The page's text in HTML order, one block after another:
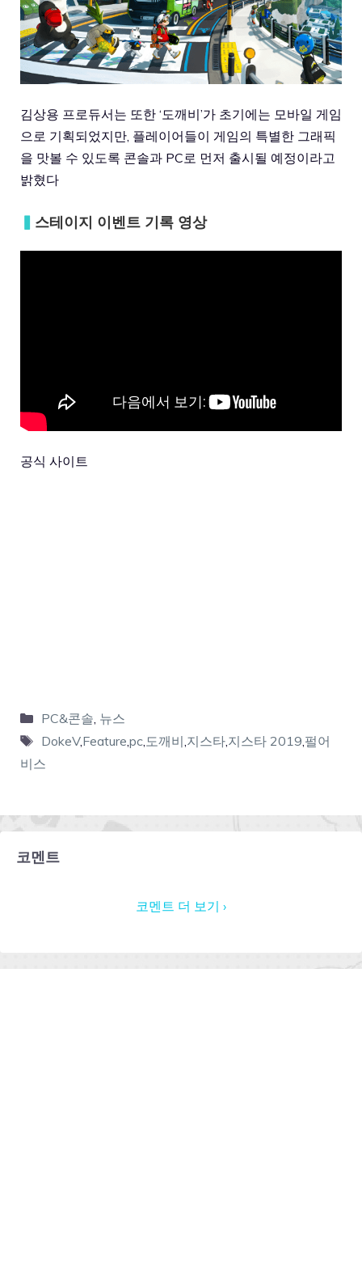
김상용 프로듀서는 또한 ‘도깨비’가 초기에는 모바일 게임
으로 기획되었지만, 플레이어들이 게임의 특별한 그래픽
을 맛볼 수 있도록 콘솔과 PC로 먼저 출시될 예정이라고
밝혔다
▍ 스테이지 이벤트 기록 영상
공식 사이트
PC&콘솔 뉴스
DokeV,Feature pc, 도깨비 지스타, 지스타 2019 펄어
비스
코멘트
코멘트 더 보기 ›